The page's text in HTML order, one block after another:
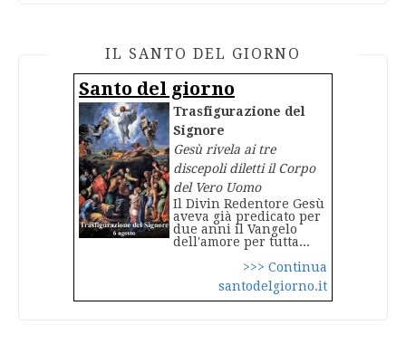
IL SANTO DEL GIORNO
Santo del giorno
Trasfigurazione del
Signore
Gesù rivela ai tre
discepoli diletti il Corpo
del Vero Uomo
Il Divin Redentore Gesù
aveva già predicato per
due anni il Vangelo
dell'amore per tutta...
>>> Continua
santodelgiorno.it